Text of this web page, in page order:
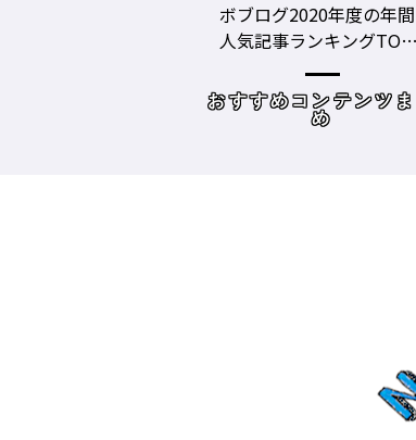
美容師の勝負グツ・定番
グツ ③－野口綾子［AND
THE BRICKS（アンドザブ
リックス）／神奈川県鎌
倉市］の場合－
読み物